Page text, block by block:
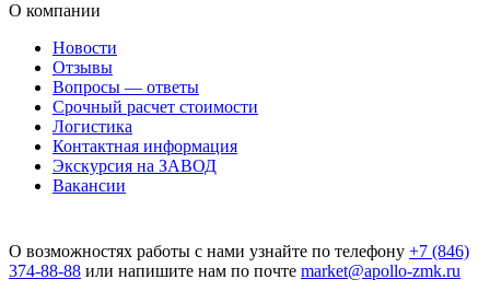
О компании
Новости
Отзывы
Вопросы — ответы
Срочный расчет стоимости
Логистика
Контактная информация
Экскурсия на ЗАВОД
Вакансии
О возможностях работы с нами узнайте по телефону +7 (846)
374-88-88 или напишите нам по почте market@apollo-zmk.ru